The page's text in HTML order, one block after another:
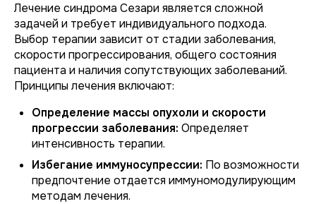
Лечение синдрома Сезари является сложной
задачей и требует индивидуального подхода.
Выбор терапии зависит от стадии заболевания,
скорости прогрессирования, общего состояния
пациента и наличия сопутствующих заболеваний.
Принципы лечения включают:
Определение массы опухоли и скорости
прогрессии заболевания: Определяет
интенсивность терапии.
Избегание иммуносупрессии: По возможности
предпочтение отдается иммуномодулирующим
методам лечения.